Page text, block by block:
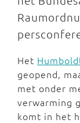
Het
geopend,
met onder
verwarming
komt in het